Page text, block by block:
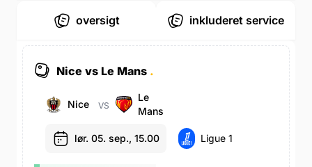
oversigt inkluderet service
Nice vs Le Mans .
Nice VS
Le
Mans
lør. 05. sep., 15.00 Ligue 1